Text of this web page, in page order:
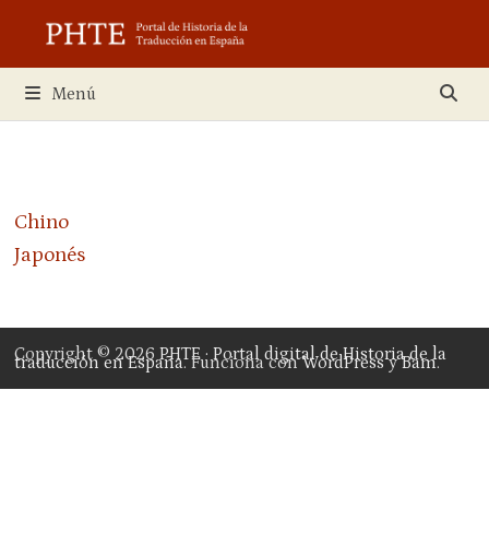
contenido
Menú
Chino
Japonés
Copyright © 2026PHTE · Portal digital de Historia de la
traducción en España. Funciona conWordPressyBam.